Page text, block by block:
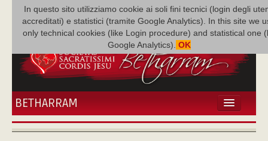
In questo sito utilizziamo cookie ai soli fini tecnici (login degli
accreditati) e statistici (tramite Google Analytics). In this site we
only technical cookies (like Login procedure) and statistical one
Google Analytics). OK
BETHARRAM
HOME